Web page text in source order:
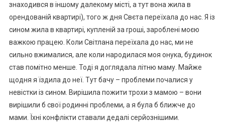
знаходився в іншому далекому місті, а тут вона жила в
орендованій квартирі), того ж дня Свєта переїхала до нас. Я із
сином жила в квартирі, купленій за rроші, зароблені моєю
важкою працею. Коли Світлана переїхала до нас, ми не
сильно вжималися, але коли народилася моя онука, будинок
став помітно менше. Тоді я доглядала літню маму. Майже
щодня я їздила до неї. Тут бачу – проблеми почалися у
невістки із сином. Вирішила пожити трохи з мамою – вони
вирішили б свої родинні проблеми, а я була б ближче до
мами. Їхні конфлікти ставали дедалі серйознішими.